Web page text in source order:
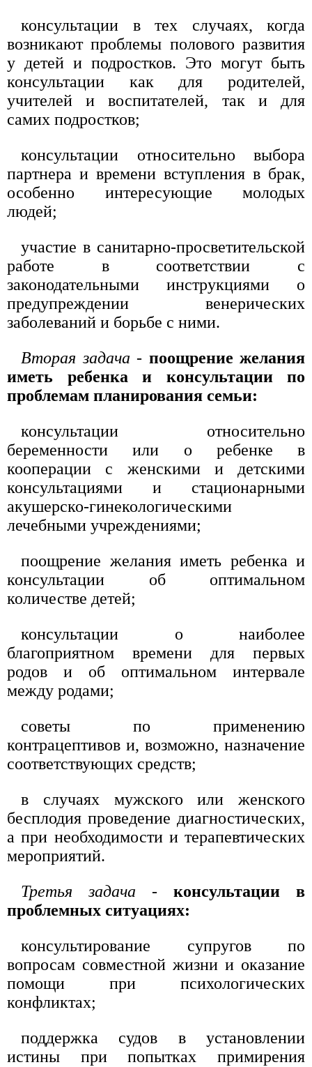
консультации в тех случаях, когда
возникают проблемы полового развития
у детей и подростков. Это могут быть
консультации как для родителей,
учителей и воспитателей, так и для
самих подростков;
консультации относительно выбора
партнера и времени вступления в брак,
особенно интересующие молодых
людей;
участие в санитарно-просветительской
работе в соответствии с
законодательными инструкциями о
предупреждении венерических
заболеваний и борьбе с ними.
Вторая задача - поощрение желания
иметь ребенка и консультации по
проблемам планирования семьи:
консультации относительно
беременности или о ребенке в
кооперации с женскими и детскими
консультациями и стационарными
акушерско-гинекологическими
лечебными учреждениями;
поощрение желания иметь ребенка и
консультации об оптимальном
количестве детей;
консультации о наиболее
благоприятном времени для первых
родов и об оптимальном интервале
между родами;
советы по применению
контрацептивов и, возможно, назначение
соответствующих средств;
в случаях мужского или женского
бесплодия проведение диагностических,
а при необходимости и терапевтических
мероприятий.
Третья задача - консультации в
проблемных ситуациях:
консультирование супругов по
вопросам совместной жизни и оказание
помощи при психологических
конфликтах;
поддержка судов в установлении
истины при попытках примирения